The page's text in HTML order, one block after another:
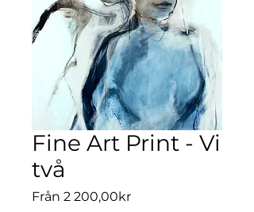
Fine Art Print - Vi
två
Från 2 200,00krReapris